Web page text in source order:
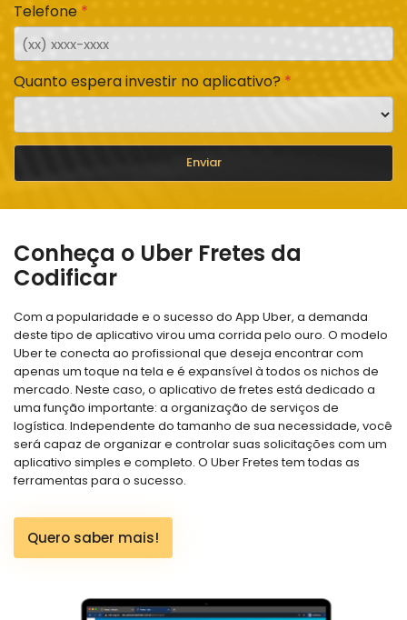
Telefone
Quanto espera investir no aplicativo?
Enviar
Conheça o Uber Fretes da
Codificar
Com a popularidade e o sucesso do App Uber, a demanda
deste tipo de aplicativo virou uma corrida pelo ouro. O modelo
Uber te conecta ao profissional que deseja encontrar com
apenas um toque na tela e é expansível à todos os nichos de
mercado. Neste caso, o aplicativo de fretes está dedicado a
uma função importante: a organização de serviços de
logística. Independente do tamanho de sua necessidade, você
será capaz de organizar e controlar suas solicitações com um
aplicativo simples e completo. O Uber Fretes tem todas as
ferramentas para o sucesso.
Quero saber mais!